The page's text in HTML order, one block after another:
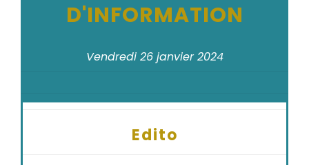
D'INFORMATION
Vendredi 26 janvier 2024
Edito